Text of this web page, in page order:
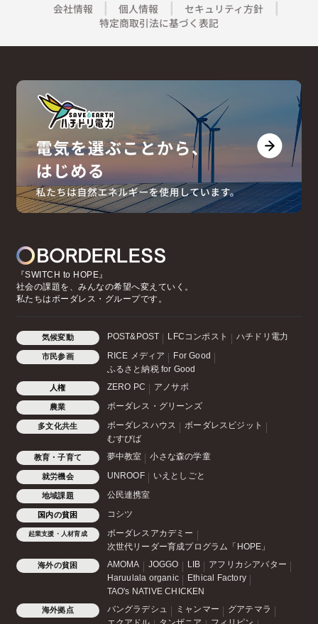
会社情報 個人情報
セキュリティ方針
特定商取引法に基づく表記
『SWITCH to HOPE』
社会の課題を、みんなの希望へ変えていく。
私たちはボーダレス・グループです。
気候変動 POST&POST LFCコンポスト ハチドリ電力
市民参画 RICE メディア
For Good
ふるさと納税 for Good
人権 ZERO PC アノサポ
農業 ボーダレス・グリーンズ
多文化共生 ボーダレスハウス
ボーダレスビジット
むすびば
教育・子育て 夢中教室 小さな森の学童
就労機会 UNROOF いえとしごと
地域課題 公民連携室
国内の貧困 コシツ
起業支援・人材育成
ボーダレスアカデミー
次世代リーダー育成プログラム「HOPE」
海外の貧困 AMOMA JOGGO LIB
アフリカシアバター
Haruulala organic
Ethical Factory
TAO's NATIVE CHICKEN
海外拠点 バングラデシュ ミャンマー
グアテマラ